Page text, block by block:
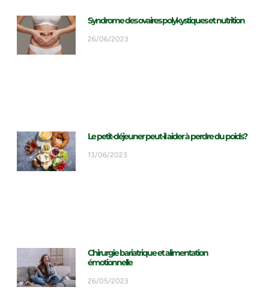
Syndrome des ovaires polykystiques et nutrition
26/06/2023
Le petit-déjeuner peut-il aider à perdre du poids?
13/06/2023
Chirurgie bariatrique et alimentation
émotionnelle
26/05/2023